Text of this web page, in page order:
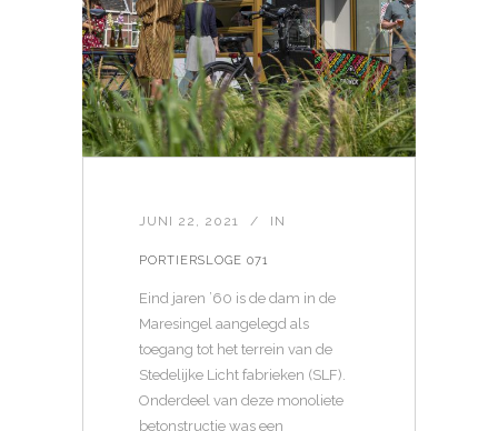
JUNI 22, 2021 IN
PORTIERSLOGE 071
Eind jaren ’60 is de dam in de
Maresingel aangelegd als
toegang tot het terrein van de
Stedelijke Licht fabrieken (SLF).
Onderdeel van deze monoliete
betonstructie was een